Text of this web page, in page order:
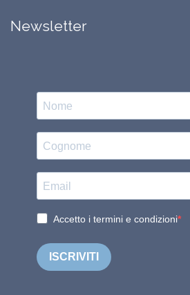
Newsletter
Accetto i termini e condizioni
ISCRIVITI